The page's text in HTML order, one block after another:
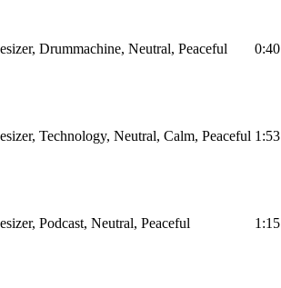
Drummachine, Neutral, Peaceful 0:40
Technology, Neutral, Calm, Peaceful 1:53
Podcast, Neutral, Peaceful 1:15